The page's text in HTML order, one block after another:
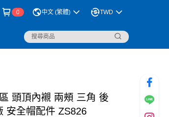
0 中文 (繁體) TWD
頭頂內襯 兩頰 三角 後
安全帽配件 ZS826